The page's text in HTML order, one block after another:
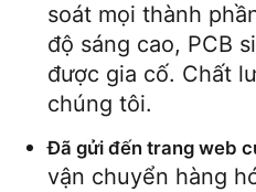
soát mọi thành
độ sáng cao, PCB
được gia cố. Chất
chúng tôi.
Đã gửi đến trang web
vận chuyển hàng